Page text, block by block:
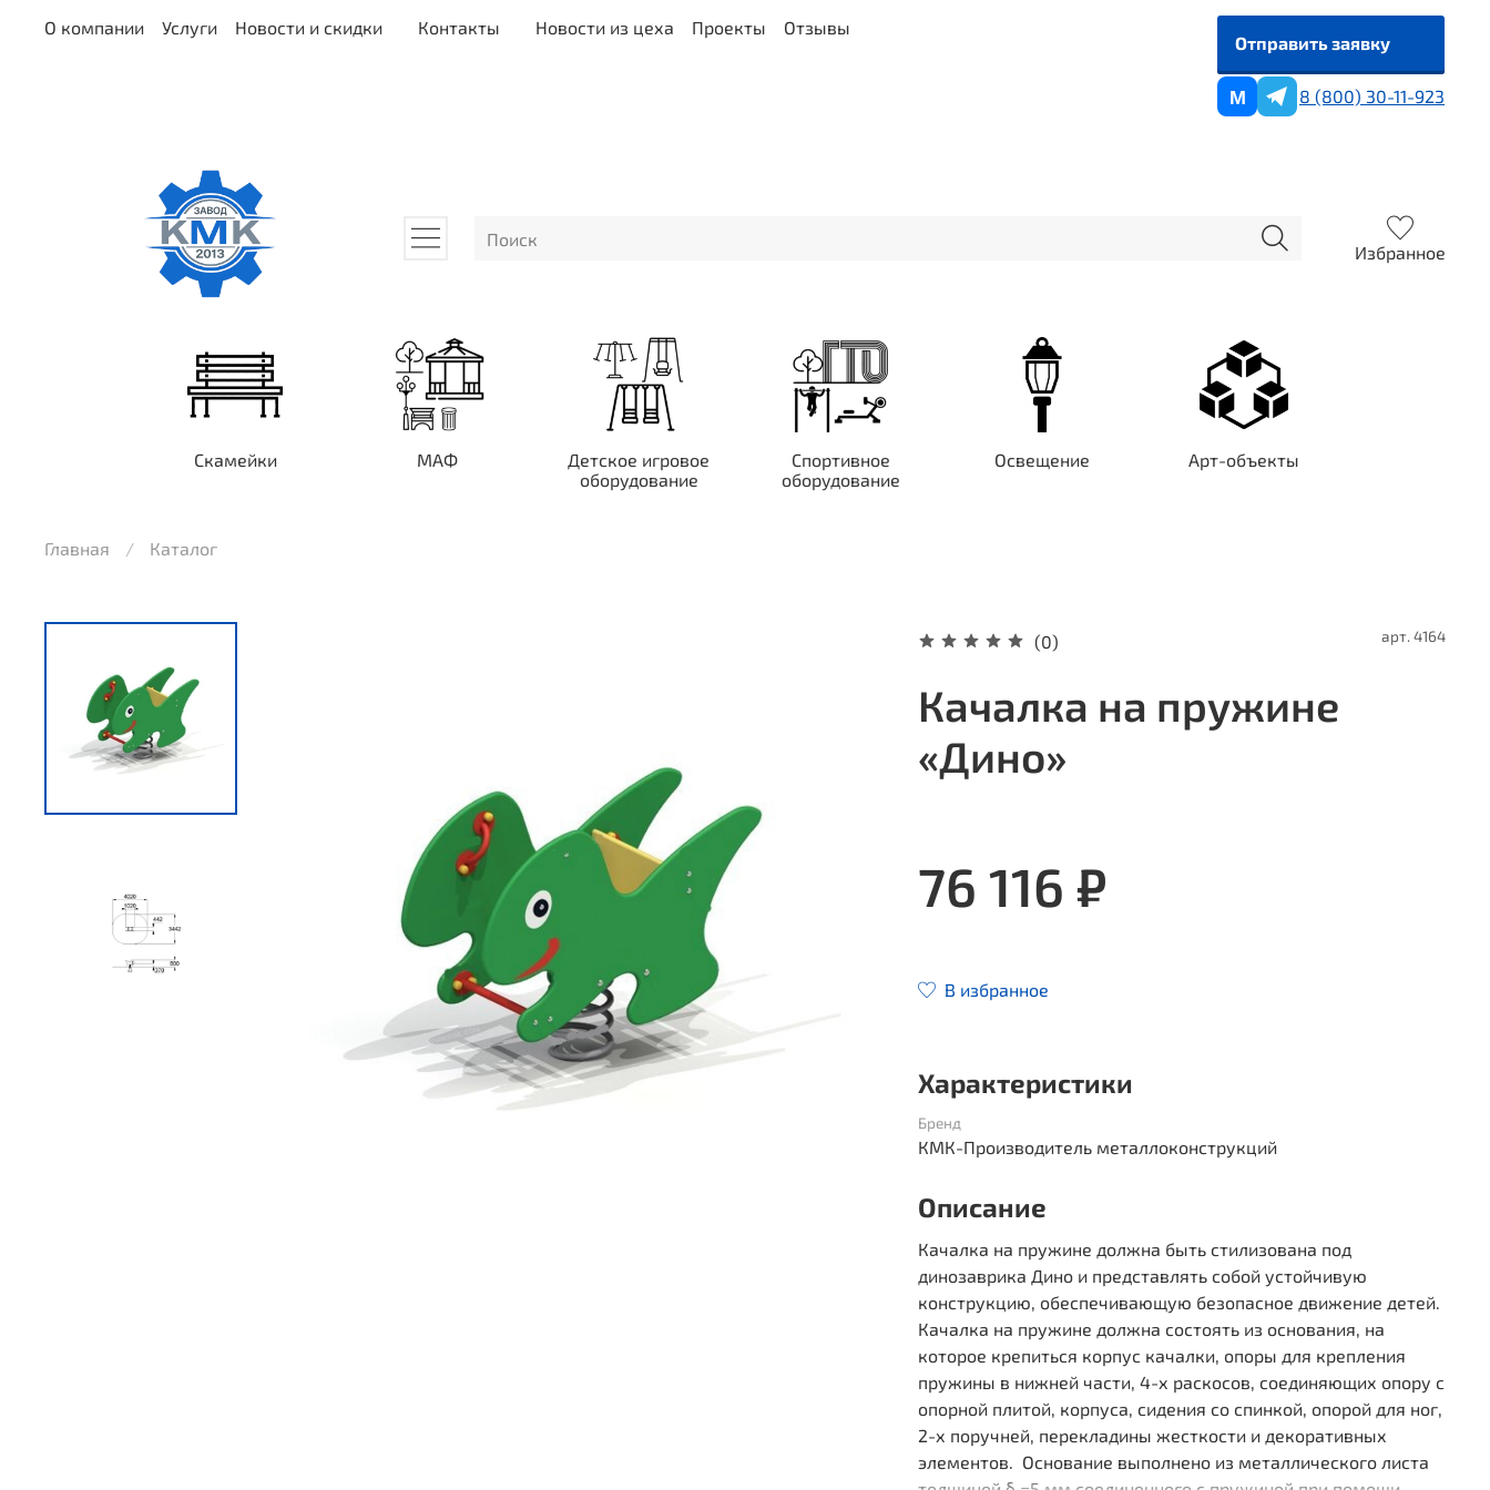
О компании Услуги Новости и скидки Контакты Новости из цеха Проекты Отзывы
Отправить заявку
M 8 (800) 30-11-923
Избранное
Скамейки МАФ
Детское игровое
оборудование
Спортивное
оборудование
Освещение Арт-объекты
Главная Каталог
(0) арт. 4164
Качалка на пружине
«Дино»
76 116 ₽
В избранное
Характеристики
Бренд
КМК-Производитель металлоконструкций
Описание
Качалка на пружине должна быть стилизована под
динозаврика Дино и представлять собой устойчивую
конструкцию, обеспечивающую безопасное движение детей.
Качалка на пружине должна состоять из основания, на
которое крепиться корпус качалки, опоры для крепления
пружины в нижней части, 4-х раскосов, соединяющих опору с
опорной плитой, корпуса, сидения со спинкой, опорой для ног,
2-х поручней, перекладины жесткости и декоративных
элементов. Основание выполнено из металлического листа